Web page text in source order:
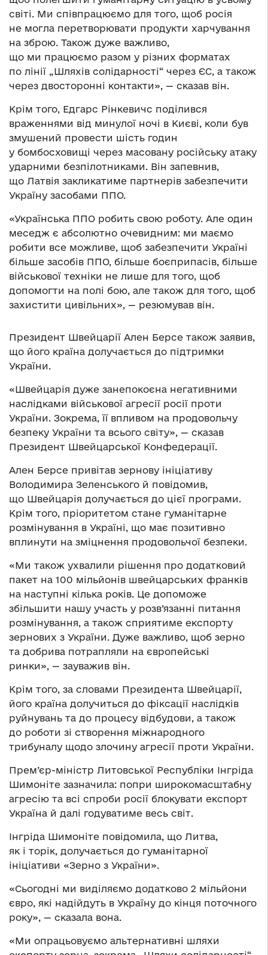
світі. Ми співпрацюємо для того, щоб росія
не могла перетворювати продукти харчування
на зброю. Також дуже важливо,
що ми працюємо разом у різних форматах
по лінії „Шляхів солідарності“ через ЄС, а також
через двосторонні контакти», — сказав він.
Крім того, Едгарс Рінкевичс поділився
враженнями від минулої ночі в Києві, коли був
змушений провести шість годин
у бомбосховищі через масовану російську атаку
ударними безпілотниками. Він запевнив,
що Латвія закликатиме партнерів забезпечити
Україну засобами ППО.
«Українська ППО робить свою роботу. Але один
меседж є абсолютно очевидним: ми маємо
робити все можливе, щоб забезпечити Україні
більше засобів ППО, більше боєприпасів, більше
військової техніки не лише для того, щоб
допомогти на полі бою, але також для того, щоб
захистити цивільних», — резюмував він.
Президент Швейцарії Ален Берсе також заявив,
що його країна долучається до підтримки
України.
«Швейцарія дуже занепокоєна негативними
наслідками військової агресії росії проти
України. Зокрема, її впливом на продовольчу
безпеку України та всього світу», — сказав
Президент Швейцарської Конфедерації.
Ален Берсе привітав зернову ініціативу
Володимира Зеленського й повідомив,
що Швейцарія долучається до цієї програми.
Крім того, пріоритетом стане гуманітарне
розмінування в Україні, що має позитивно
вплинути на зміцнення продовольчої безпеки.
«Ми також ухвалили рішення про додатковий
пакет на 100 мільйонів швейцарських франків
на наступні кілька років. Це допоможе
збільшити нашу участь у розв’язанні питання
розмінування, а також сприятиме експорту
зернових з України. Дуже важливо, щоб зерно
та добрива потрапляли на європейські
ринки», — зауважив він.
Крім того, за словами Президента Швейцарії,
його країна долучиться до фіксації наслідків
руйнувань та до процесу відбудови, а також
до роботи зі створення міжнародного
трибуналу щодо злочину агресії проти України.
Прем’єр-міністр Литовської Республіки Інгріда
Шимоніте зазначила: попри широкомасштабну
агресію та всі спроби росії блокувати експорт
Україна й далі годуватиме весь світ.
Інгріда Шимоніте повідомила, що Литва,
як і торік, долучається до гуманітарної
ініціативи «Зерно з України».
«Сьогодні ми виділяємо додатково 2 мільйони
євро, які надійдуть в Україну до кінця поточного
року», — сказала вона.
«Ми опрацьовуємо альтернативні шляхи